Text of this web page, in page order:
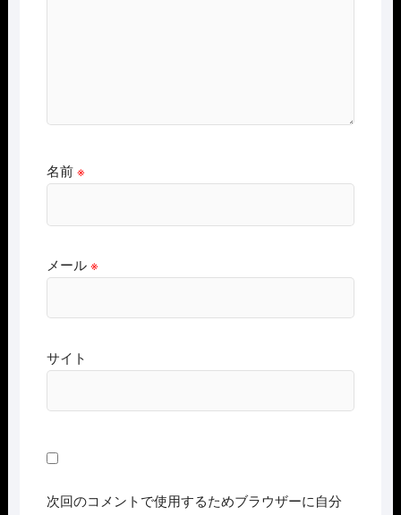
名前 ※
メール ※
サイト
次回のコメントで使用するためブラウザーに自分